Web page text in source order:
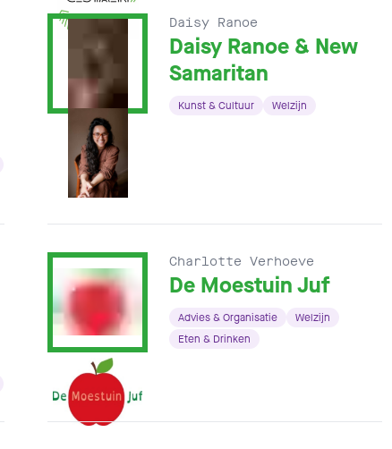
Daisy Ranoe
Daisy Ranoe & New
Samaritan
Kunst & Cultuur Welzijn
Charlotte Verhoeve
De Moestuin Juf
Advies & Organisatie
Welzijn
Eten & Drinken